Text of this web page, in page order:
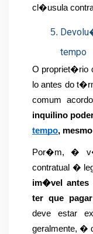
cl�usula
tempo
O
lo antes do
comum
inquilino
tempo,
Por�m, �
contratual �
im�vel antes
ter que
deve estar
geralmente, �